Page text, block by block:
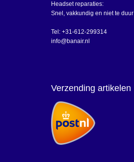
Headset reparaties:
Snel, vakkundig en niet te duur
Tel: +31-612-299314
info@banair.nl
Verzending artikelen